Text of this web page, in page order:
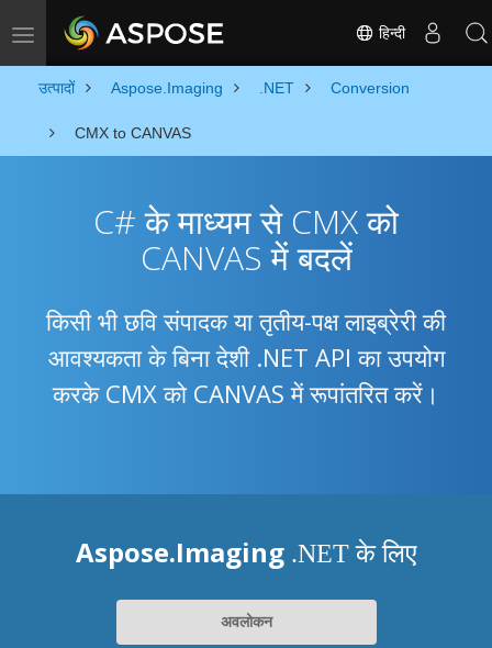
Toggle navigation हिन्दी
उत्पादों Aspose.Imaging .NET Conversion
CMX to CANVAS
C# के माध्यम से CMX को
CANVAS में बदलें
किसी भी छवि संपादक या तृतीय-पक्ष लाइब्रेरी की
आवश्यकता के बिना देशी .NET API का उपयोग
करके CMX को CANVAS में रूपांतरित करें।
Aspose.Imaging .NET के लिए
अवलोकन